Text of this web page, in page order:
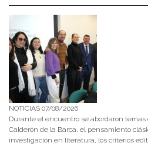
NOTICIAS 07/08/2026
Durante el encuentro se abordaron temas
Calderón de la Barca, el pensamiento
investigación en literatura, los criterios